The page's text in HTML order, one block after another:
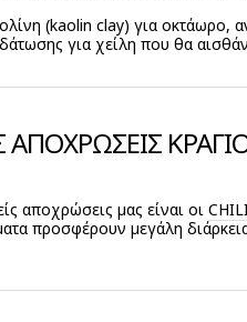
(kaolin clay) για
για χείλη που θα
ΑΠΟΧΡΩΣΕΙΣ
αποχρώσεις μας είναι οι
προσφέρουν μεγάλη